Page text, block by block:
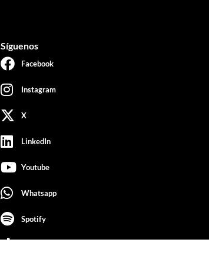
Síguenos
Facebook
Instagram
X
LinkedIn
Youtube
Whatsapp
Spotify